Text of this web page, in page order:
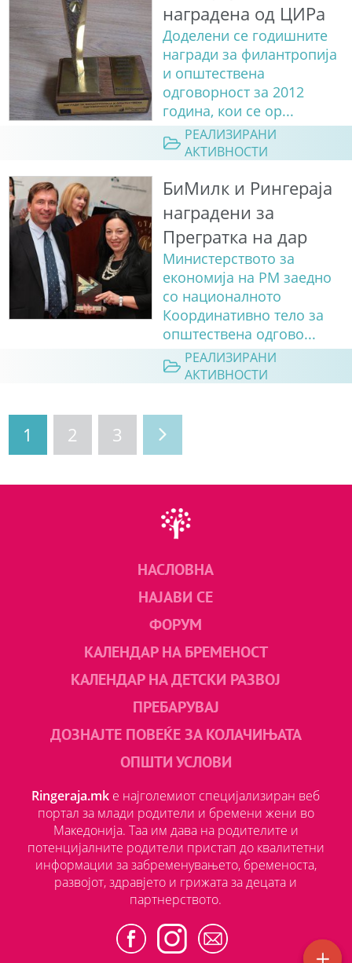
наградена од ЦИРа
Доделени се годишните
награди за филантропија
и општествена
одговорност за 2012
година, кои се ор...
РЕАЛИЗИРАНИ
АКТИВНОСТИ
БиМилк и Рингераја
наградени за
Прегратка на дар
Министерството за
економија на РМ заедно
со националното
Координативно тело за
општествена одгово...
РЕАЛИЗИРАНИ
АКТИВНОСТИ
1 2 3
НАСЛОВНА
НАЈАВИ СЕ
ФОРУМ
КАЛЕНДАР НА БРЕМЕНОСТ
КАЛЕНДАР НА ДЕТСКИ РАЗВОЈ
ПРЕБАРУВАЈ
ДОЗНАЈТЕ ПОВЕЌЕ ЗА КОЛАЧИЊАТА
ОПШТИ УСЛОВИ
Ringeraja.mk е најголемиот специјализиран веб
портал за млади родители и бремени жени во
Македонија. Таа им дава на родителите и
потенцијалните родители пристап до квалитетни
информации за забременувањето, бременоста,
развојот, здравјето и грижата за децата и
партнерството.